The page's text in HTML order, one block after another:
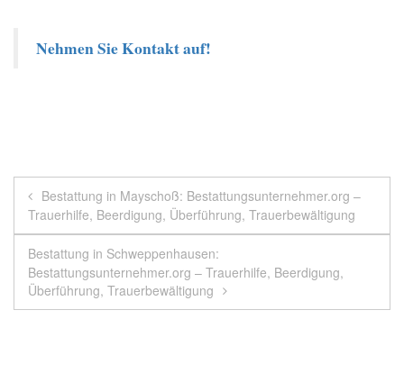
Nehmen Sie Kontakt auf!
Beitragsnavigation
Bestattung in Mayschoß: Bestattungsunternehmer.org –
Trauerhilfe, Beerdigung, Überführung, Trauerbewältigung
Bestattung in Schweppenhausen:
Bestattungsunternehmer.org – Trauerhilfe, Beerdigung,
Überführung, Trauerbewältigung